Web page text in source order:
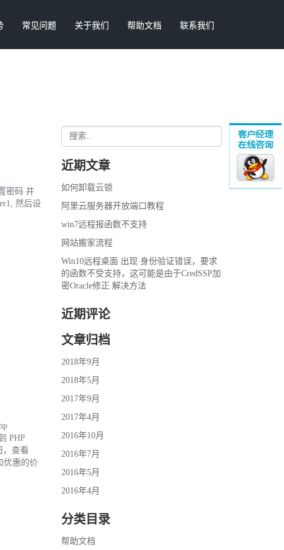
常见问题 关于我们 帮助文档 联系我们
密码 并
然后设
PHP
，查看
优惠的价
近期文章
如何卸载云锁
阿里云服务器开放端口教程
win7远程报函数不支持
网站搬家流程
Win10远程桌面 出现 身份验证错误，要求
的函数不受支持，这可能是由于CredSSP加
密Oracle修正 解决方法
近期评论
文章归档
2018年9月
2018年5月
2017年9月
2017年4月
2016年10月
2016年7月
2016年5月
2016年4月
分类目录
帮助文档